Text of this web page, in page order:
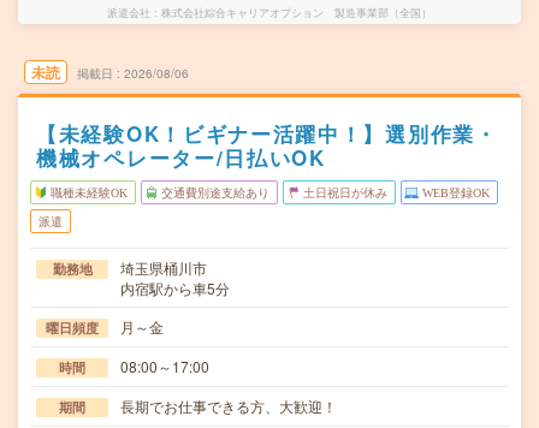
派遣会社 株式会社綜合キャリアオプション 製造事業部（全国）
未読 掲載日 2026/08/06
【未経験OK！ビギナー活躍中！】選別作業・
機械オペレーター/日払いOK
職種未経験OK 交通費別途支給あり 土日祝日が休み WEB登録OK
派遣
勤務地
埼玉県桶川市
内宿駅から車5分
曜日頻度 月～金
時間 08:00～17:00
期間 長期でお仕事できる方、大歓迎！